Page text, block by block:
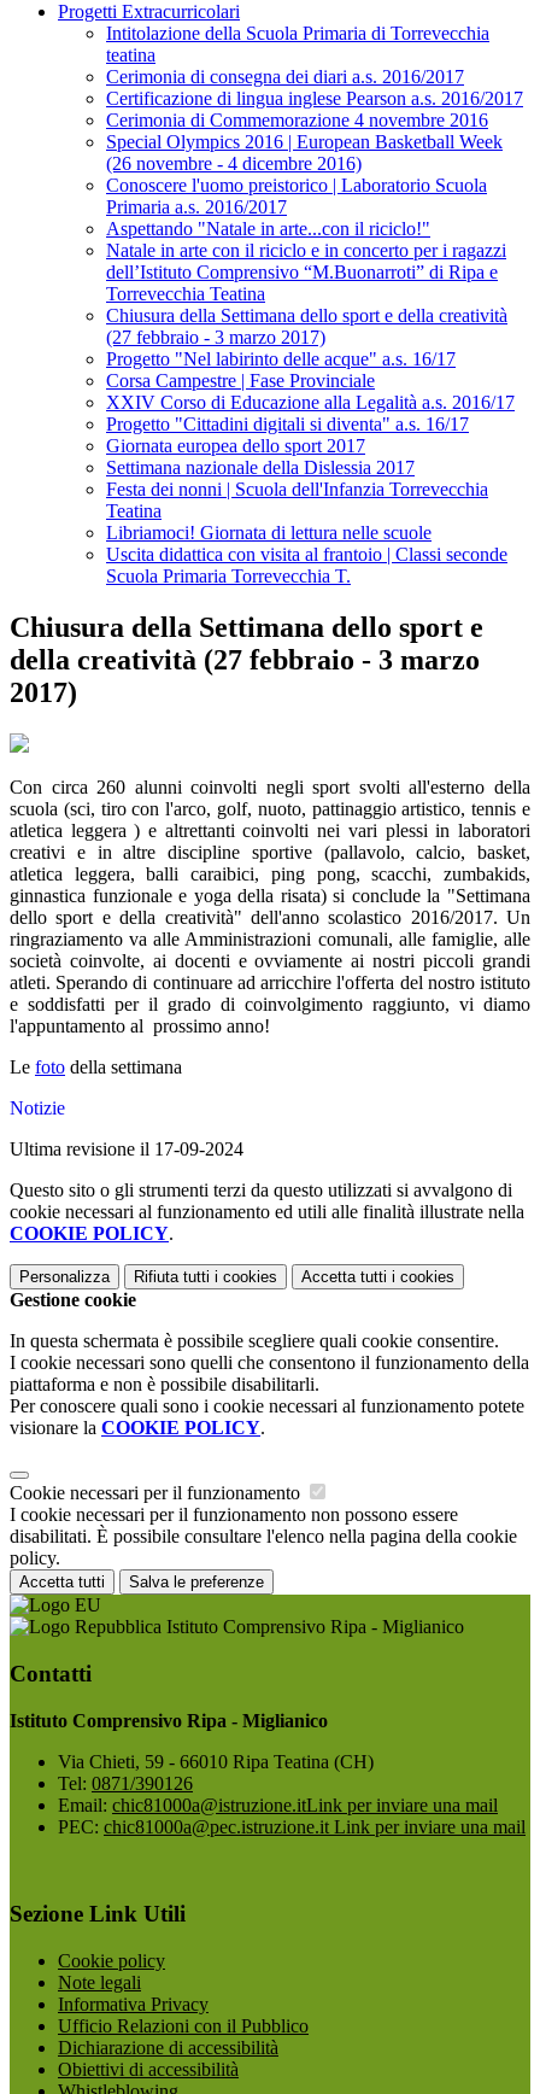
Progetti Extracurricolari
Intitolazione della Scuola Primaria di Torrevecchia
teatina
Cerimonia di consegna dei diari a.s. 2016/2017
Certificazione di lingua inglese Pearson a.s. 2016/2017
Cerimonia di Commemorazione 4 novembre 2016
Special Olympics 2016 | European Basketball Week
(26 novembre - 4 dicembre 2016)
Conoscere l'uomo preistorico | Laboratorio Scuola
Primaria a.s. 2016/2017
Aspettando "Natale in arte...con il riciclo!"
Natale in arte con il riciclo e in concerto per i ragazzi
dell’Istituto Comprensivo “M.Buonarroti” di Ripa e
Torrevecchia Teatina
Chiusura della Settimana dello sport e della creatività
(27 febbraio - 3 marzo 2017)
Progetto "Nel labirinto delle acque" a.s. 16/17
Corsa Campestre | Fase Provinciale
XXIV Corso di Educazione alla Legalità a.s. 2016/17
Progetto "Cittadini digitali si diventa" a.s. 16/17
Giornata europea dello sport 2017
Settimana nazionale della Dislessia 2017
Festa dei nonni | Scuola dell'Infanzia Torrevecchia
Teatina
Libriamoci! Giornata di lettura nelle scuole
Uscita didattica con visita al frantoio | Classi seconde
Scuola Primaria Torrevecchia T.
Chiusura della Settimana dello sport e
della creatività (27 febbraio - 3 marzo
2017)
Con circa 260 alunni coinvolti negli sport svolti all'esterno della
scuola (sci, tiro con l'arco, golf, nuoto, pattinaggio artistico, tennis e
atletica leggera ) e altrettanti coinvolti nei vari plessi in laboratori
creativi e in altre discipline sportive (pallavolo, calcio, basket,
atletica leggera, balli caraibici, ping pong, scacchi, zumbakids,
ginnastica funzionale e yoga della risata) si conclude la "Settimana
dello sport e della creatività" dell'anno scolastico 2016/2017. Un
ringraziamento va alle Amministrazioni comunali, alle famiglie, alle
società coinvolte, ai docenti e ovviamente ai nostri piccoli grandi
atleti. Sperando di continuare ad arricchire l'offerta del nostro istituto
e soddisfatti per il grado di coinvolgimento raggiunto, vi diamo
l'appuntamento al prossimo anno!
Le foto della settimana
Notizie
Ultima revisione il 17-09-2024
Questo sito o gli strumenti terzi da questo utilizzati si avvalgono di
cookie necessari al funzionamento ed utili alle finalità illustrate nella
COOKIE POLICY.
Personalizza Rifiuta tutti i cookies Accetta tutti i cookies
Gestione cookie
In questa schermata è possibile scegliere quali cookie consentire.
I cookie necessari sono quelli che consentono il funzionamento della
piattaforma e non è possibile disabilitarli.
Per conoscere quali sono i cookie necessari al funzionamento potete
visionare la COOKIE POLICY.
Cookie necessari per il funzionamento
I cookie necessari per il funzionamento non possono essere
disabilitati. È possibile consultare l'elenco nella pagina della cookie
policy.
Accetta tutti Salva le preferenze
Istituto Comprensivo Ripa - Miglianico
Contatti
Istituto Comprensivo Ripa - Miglianico
Via Chieti, 59 - 66010 Ripa Teatina (CH)
Tel: 0871/390126
Email: chic81000a@istruzione.itLink per inviare una mail
PEC: chic81000a@pec.istruzione.it Link per inviare una mail
Sezione Link Utili
Cookie policy
Note legali
Informativa Privacy
Ufficio Relazioni con il Pubblico
Dichiarazione di accessibilità
Obiettivi di accessibilità